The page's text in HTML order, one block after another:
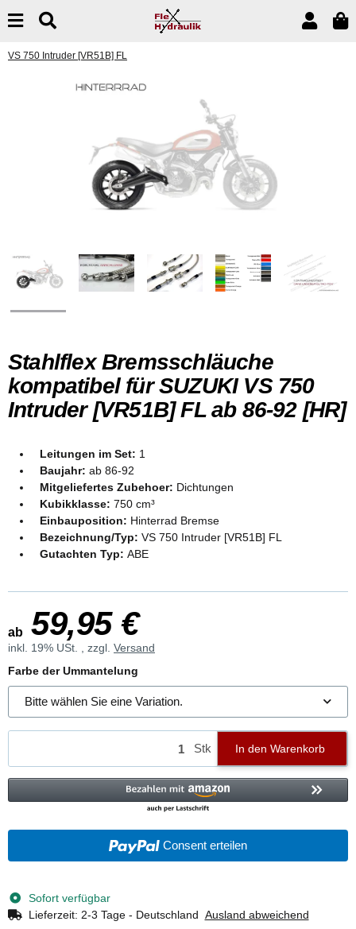
VS 750 Intruder [VR51B] FL
Stahlflex Bremsschläuche
kompatibel für SUZUKI VS 750
Intruder [VR51B] FL ab 86-92 [HR]
Leitungen im Set: 1
Baujahr: ab 86-92
Mitgeliefertes Zubehoer: Dichtungen
Kubikklasse: 750 cm³
Einbauposition: Hinterrad Bremse
Bezeichnung/Typ: VS 750 Intruder [VR51B] FL
Gutachten Typ: ABE
ab 59,95 €
inkl. 19% USt. , zzgl. Versand
Farbe der Ummantelung
Bitte wählen Sie eine Variation.
Stk In den Warenkorb
Consent erteilen
Sofort verfügbar
Lieferzeit: 2-3 Tage - Deutschland Ausland abweichend